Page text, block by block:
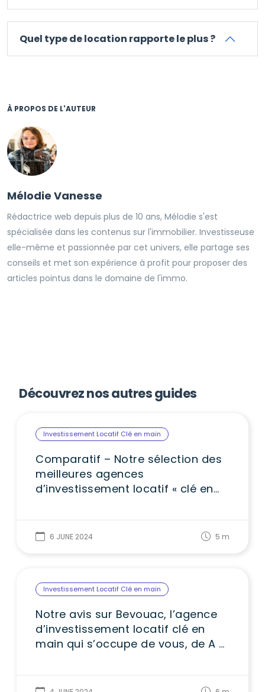
Quel type de location rapporte le plus ?
À PROPOS DE L'AUTEUR
Mélodie Vanesse
Rédactrice web depuis plus de 10 ans, Mélodie s'est
spécialisée dans les contenus sur l'immobilier. Investisseuse
elle-même et passionnée par cet univers, elle partage ses
conseils et met son expérience à profit pour proposer des
articles pointus dans le domaine de l'immo.
Découvrez nos autres guides
Investissement Locatif Clé en main
Comparatif – Notre sélection des
meilleures agences
d’investissement locatif « clé en
6 JUNE 2024 5 m
Investissement Locatif Clé en main
Notre avis sur Bevouac, l’agence
d’investissement locatif clé en
main qui s’occupe de vous, de A à